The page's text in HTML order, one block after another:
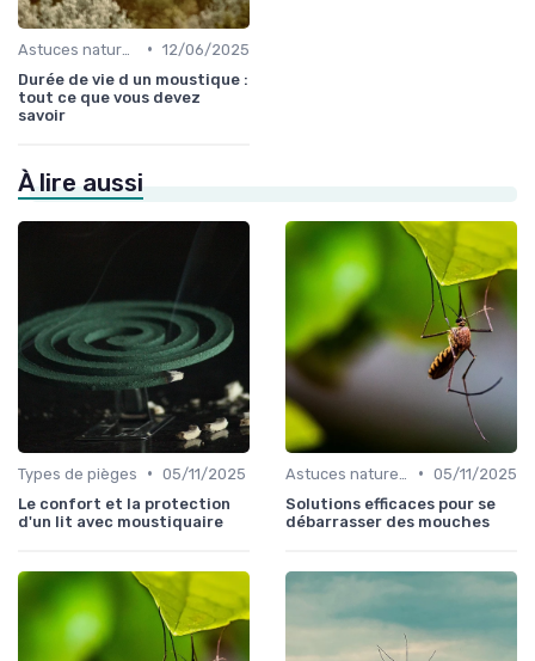
• 12/06/2025
Durée de vie d un moustique :
tout ce que vous devez
savoir
À lire aussi
Types de pièges • 05/11/2025
Le confort et la protection
d'un lit avec moustiquaire
• 05/11/2025
Solutions efficaces pour se
débarrasser des mouches